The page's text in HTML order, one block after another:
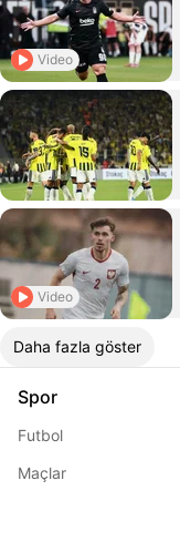
Video
Video
Daha fazla göster
Spor
Futbol
Maçlar